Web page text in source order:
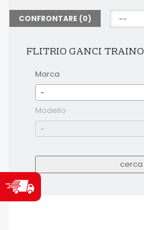
CONFRONTARE (0)
FLITRIO GANCI TRAINO
Marca
-
Modello
-